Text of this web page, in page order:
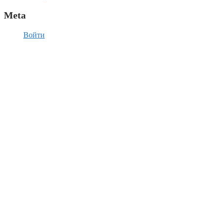
Meta
Войти